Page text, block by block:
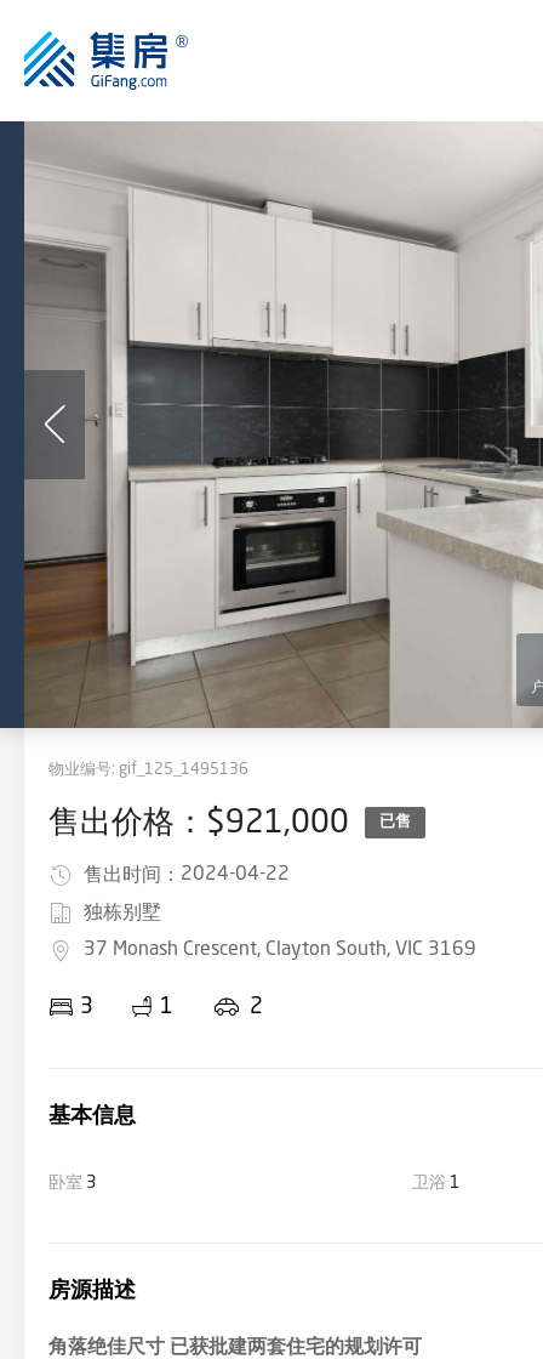
物业编号: gif_125_1495136
售出价格：$921,000 已售
售出时间： 2024-04-22
独栋别墅
37 Monash Crescent, Clayton South, VIC 3169
3 1 2
基本信息
卧室 3 卫浴 1
房源描述
角落绝佳尺寸 已获批建两套住宅的规划许可